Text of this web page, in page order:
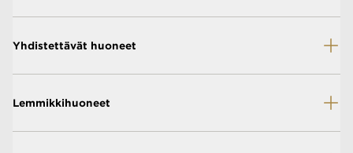
Yhdistettävät huoneet
Lemmikkihuoneet